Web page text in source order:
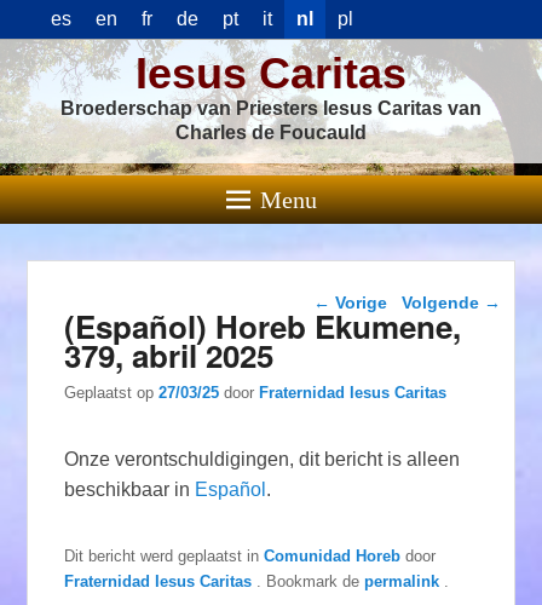
es en fr de pt it nl pl
Iesus Caritas
Broederschap van Priesters Iesus Caritas van
Charles de Foucauld
Menu
Berichtnavigatie
← Vorige Volgende →
(Español) Horeb Ekumene,
379, abril 2025
Geplaatst op27/03/25 doorFraternidad Iesus Caritas
Onze verontschuldigingen, dit bericht is alleen
beschikbaar in Español .
Dit bericht werd geplaatst inComunidad Horeb door
Fraternidad Iesus Caritas
. Bookmark depermalink